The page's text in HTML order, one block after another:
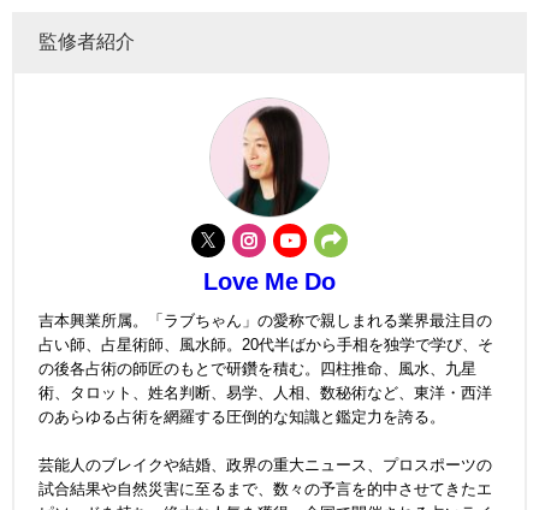
監修者紹介
Love Me Do
吉本興業所属。「ラブちゃん」の愛称で親しまれる業界最注目の
占い師、占星術師、風水師。20代半ばから手相を独学で学び、そ
の後各占術の師匠のもとで研鑽を積む。四柱推命、風水、九星
術、タロット、姓名判断、易学、人相、数秘術など、東洋・西洋
のあらゆる占術を網羅する圧倒的な知識と鑑定力を誇る。
芸能人のブレイクや結婚、政界の重大ニュース、プロスポーツの
試合結果や自然災害に至るまで、数々の予言を的中させてきたエ